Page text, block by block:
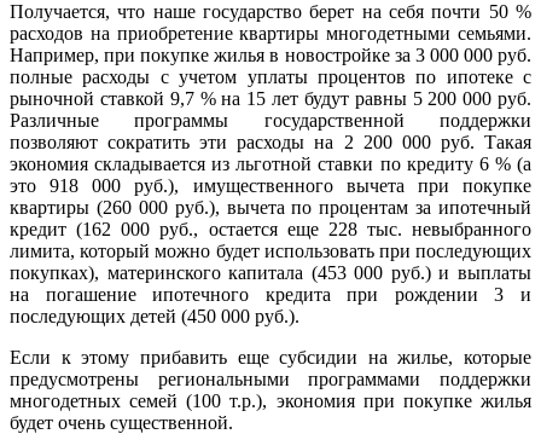
Получается, что наше государство берет на себя почти 50 %
расходов на приобретение квартиры многодетными семьями.
Например, при покупке жилья в новостройке за 3 000 000 руб.
полные расходы с учетом уплаты процентов по ипотеке с
рыночной ставкой 9,7 % на 15 лет будут равны 5 200 000 руб.
Различные программы государственной поддержки
позволяют сократить эти расходы на 2 200 000 руб. Такая
экономия складывается из льготной ставки по кредиту 6 % (а
это 918 000 руб.), имущественного вычета при покупке
квартиры (260 000 руб.), вычета по процентам за ипотечный
кредит (162 000 руб., остается еще 228 тыс. невыбранного
лимита, который можно будет использовать при последующих
покупках), материнского капитала (453 000 руб.) и выплаты
на погашение ипотечного кредита при рождении 3 и
последующих детей (450 000 руб.).
Если к этому прибавить еще субсидии на жилье, которые
предусмотрены региональными программами поддержки
многодетных семей (100 т.р.), экономия при покупке жилья
будет очень существенной.